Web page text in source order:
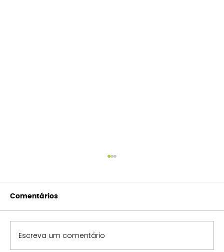
Comentários
Escreva um comentário